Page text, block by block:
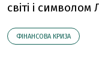
світі і
ФІНАНСОВА КРИЗА